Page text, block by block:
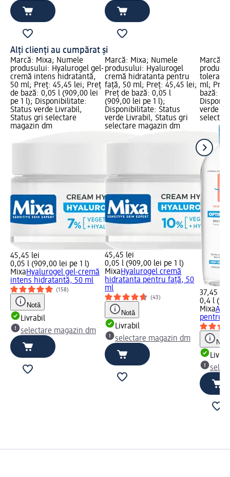
Alți clienți au cumpărat și
Marcă: Mixa; Numele
produsului: Hyalurogel gel-
cremă intens hidratantă,
50 ml; Preț: 45,45 lei; Preț
de bază: 0,05 l (909,00 lei
pe 1 l); Disponibilitate:
Status verde Livrabil,
Status gri selectare
magazin dm
45,45 lei
0,05 l (909,00 lei pe 1 l)
MixaHyalurogel gel-cremă
intens hidratantă, 50 ml
(158)
Notă
Livrabil
selectare magazin dm
Marcă: Mixa; Numele
produsului: Hyalurogel
cremă hidratanta pentru
față, 50 ml; Preț: 45,45 lei;
Preț de bază: 0,05 l
(909,00 lei pe 1 l);
Disponibilitate: Status
verde Livrabil, Status gri
selectare magazin dm
45,45 lei
0,05 l (909,00 lei pe 1 l)
MixaHyalurogel cremă
hidratanta pentru față, 50
ml
(43)
Notă
Livrabil
selectare magazin dm
Marcă:
ml;
bază:
verde
37,45 lei
0,4 l
Mixa
pentru
Notă